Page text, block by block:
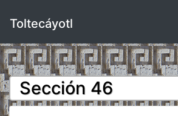
Toltecáyotl
Sección 46